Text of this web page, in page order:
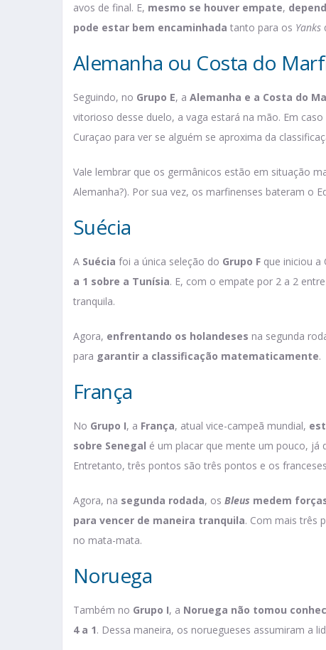
avos de final. E, mesmo se houver empate,
pode estar bem encaminhada tanto para os Yanks
Alemanha ou Costa do
Seguindo, no Grupo E, a Alemanha e a Costa do
vitorioso desse duelo, a vaga estará na mão. Em
Curaçao para ver se alguém se aproxima da
Vale lembrar que os germânicos estão em situação
Alemanha?). Por sua vez, os marfinenses bateram o
Suécia
A Suécia foi a única seleção do Grupo F que iniciou a
a 1 sobre a Tunísia. E, com o empate por 2 a 2
tranquila.
Agora, enfrentando os holandeses na segunda
para garantir a classificação matematicamente.
França
No Grupo I, a França, atual vice-campeã mundial,
sobre Senegal é um placar que mente um pouco, já
Entretanto, três pontos são três pontos e os
Agora, na segunda rodada, os Bleus medem
para vencer de maneira tranquila. Com mais três
no mata-mata.
Noruega
Também no Grupo I, a Noruega não tomou
4 a 1. Dessa maneira, os noruegueses assumiram a